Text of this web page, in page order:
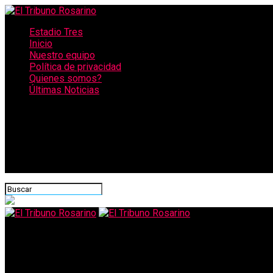
Estadio Tres
Inicio
Nuestro equipo
Política de privacidad
Quienes somos?
Últimas Noticias